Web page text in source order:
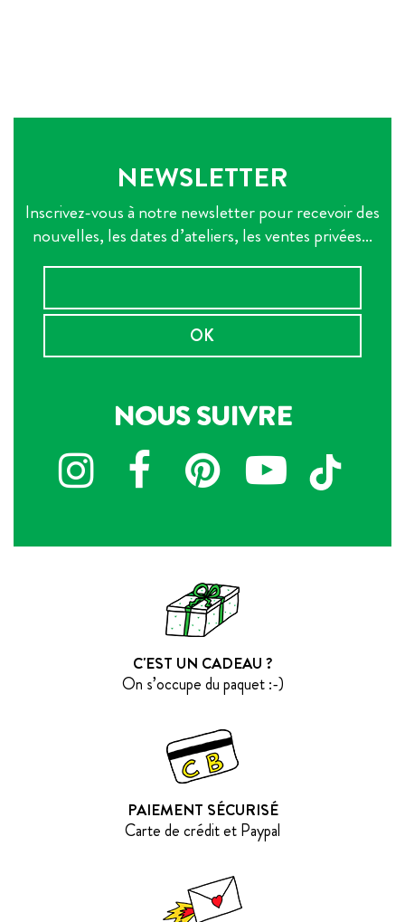
NEWSLETTER
Inscrivez-vous à notre newsletter pour recevoir des
nouvelles, les dates d’ateliers, les ventes privées...
OK
NOUS SUIVRE
C'EST UN CADEAU ?
On s’occupe du paquet :-)
PAIEMENT SÉCURISÉ
Carte de crédit et Paypal